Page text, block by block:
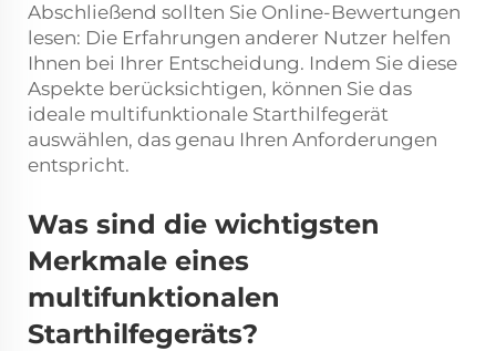
Abschließend sollten Sie Online-Bewertungen
lesen: Die Erfahrungen anderer Nutzer helfen
Ihnen bei Ihrer Entscheidung. Indem Sie diese
Aspekte berücksichtigen, können Sie das
ideale multifunktionale Starthilfegerät
auswählen, das genau Ihren Anforderungen
entspricht.
Was sind die wichtigsten
Merkmale eines
multifunktionalen
Starthilfegeräts?